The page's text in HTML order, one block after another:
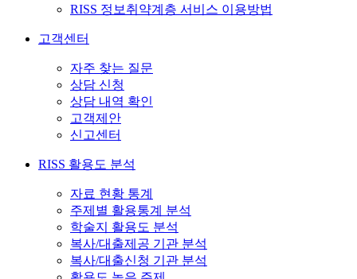
RISS 정보취약계층 서비스 이용방법
고객센터
자주 찾는 질문
상담 신청
상담 내역 확인
고객제안
신고센터
RISS 활용도 분석
자료 현황 통계
주제별 활용통계 분석
학술지 활용도 분석
복사/대출제공 기관 분석
복사/대출신청 기관 분석